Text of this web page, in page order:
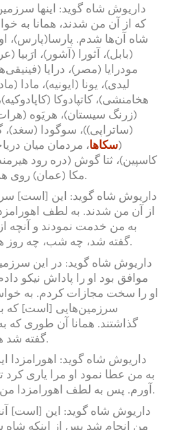
که از آن من شدند، همانا به
شاه آن‌ها شدم. پارسا(پارس)،
(بابل)، آثورا (آشور)، ارَبیا
مودرایا (مصر)، درایا
لیدی)، یونا (ایونیه)، مادا
هخامنشی)، کاتپادوکا
(زرنگ سیستان)، هریَوه
(ساتراپی))، سوگودا (سغد)،
(سکاها، مردمان میان
کاسپین)، ثتا گوش (دره رود
مکا (عمان) روی هم رفته ۲۳ سرزمین.
از آن من شدند. به لطف
به من خدمت نمودند و آنچه
گفته شد، چه شب، چه روز همان را انجام دادند.
موافق بود او را پاداش نیکو
او را سخت مجازات کردم. به
سرزمین‌هایی [است] که
گذاشتند. همانا آن طوری که
گفته شد همان‌طور کرده شد.
به من عطا نمود او مرا یاری
آورم. پس به لطف اهورامزدا من این شاهی را دارم.
من انجام شد پس از اینکه شاه